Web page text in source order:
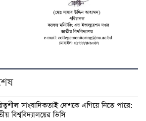
সাংবাদিকতাই দেশকে এগিয়ে নিতে পারে:
বিশ্ববিদ্যালয়ের ভিসি